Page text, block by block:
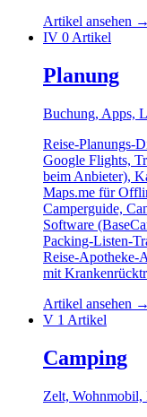
Artikel ansehen →
IV 0 Artikel
Planung
Buchung, Apps,
Reise-Planungs-
Google Flights,
beim Anbieter),
Maps.me für
Camperguide,
Software
Packing-Listen-
Reise-Apotheke-
mit
Artikel ansehen →
V 1 Artikel
Camping
Zelt, Wohnmobil,